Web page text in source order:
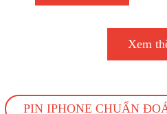
Xem
PIN IPHONE CHUẨN